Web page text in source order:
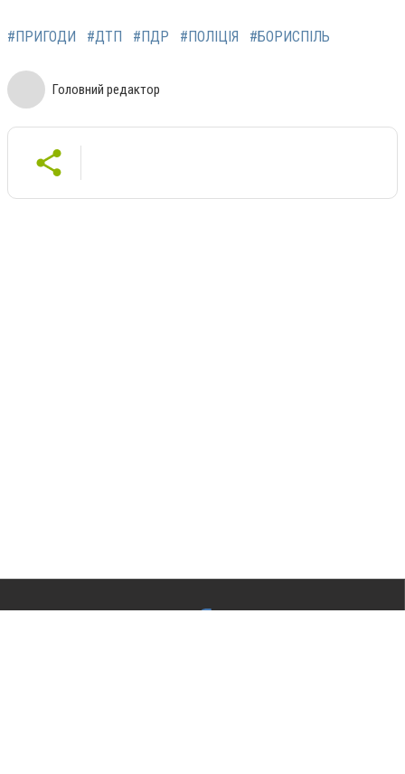
#ПРИГОДИ #ДТП #ПДР #ПОЛІЦІЯ #БОРИСПІЛЬ
Головний редактор